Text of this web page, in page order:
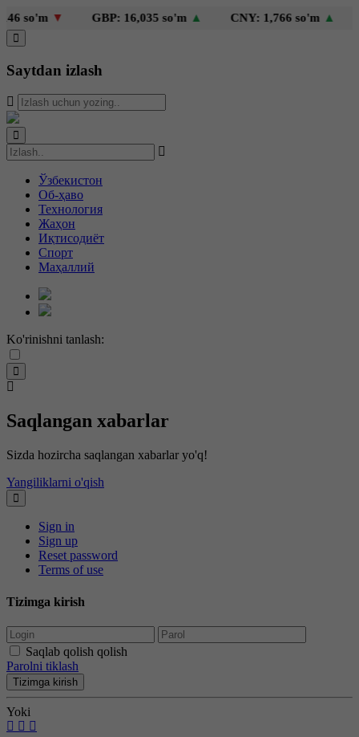
so'm▼ GBP: 16,035 so'm▲ CNY: 1,766 so'm▲
Saytdan izlash
Ўзбекистон
Об-ҳаво
Технология
Жаҳон
Иқтисодиёт
Спорт
Маҳаллий
Ko'rinishni tanlash:
Saqlangan xabarlar
Sizda hozircha saqlangan xabarlar yo'q!
Yangiliklarni o'qish
Sign in
Sign up
Reset password
Terms of use
Tizimga kirish
Saqlab qolish qolish
Parolni tiklash
Tizimga kirish
Yoki